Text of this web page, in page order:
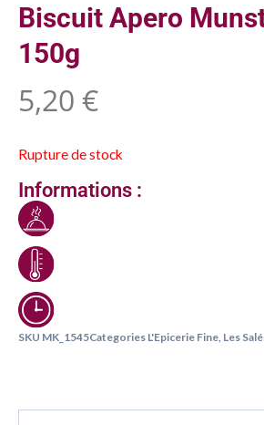
Biscuit Apero
150g
5,20 €
Rupture de stock
Informations :
SKU MK_1545Categories L'Epicerie Fine Les